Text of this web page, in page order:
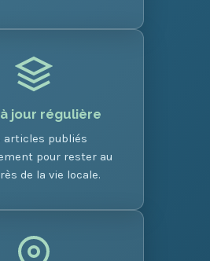
jour régulière
articles publiés
pour rester au
de la vie locale.